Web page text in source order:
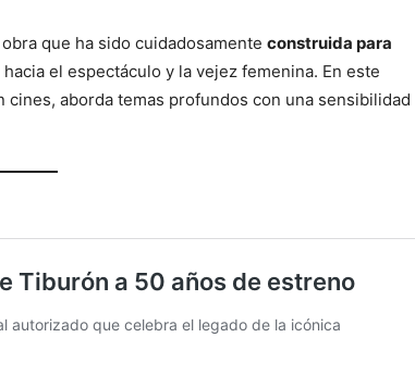
que ha sido cuidadosamente construida para
el espectáculo y la vejez femenina. En este
aborda temas profundos con una sensibilidad